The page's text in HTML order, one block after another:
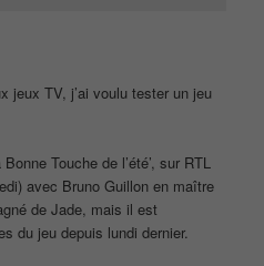
jeux TV, j’ai voulu tester un jeu
Touche de l’été’, sur RTL
avec Bruno Guillon en maître
de Jade, mais il est
du jeu depuis lundi dernier.